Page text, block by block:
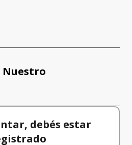
Nuestro
debés estar